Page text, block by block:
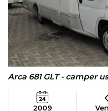
Arca 681 GLT - camper
2009